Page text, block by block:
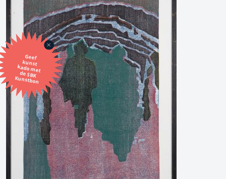
Geef
kunst
kado met
de SBK
Kunstbon